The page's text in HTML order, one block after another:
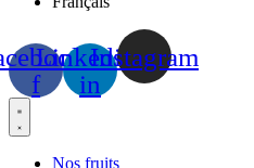
f
Linkedin-
in
Instagram
Nos fruits